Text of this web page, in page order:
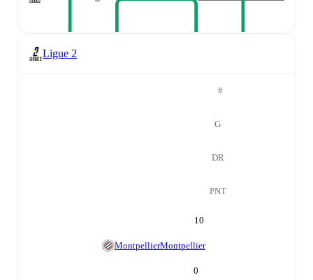
Ligue 2
#
G
DR
PNT
10
MontpellierMontpellier
0